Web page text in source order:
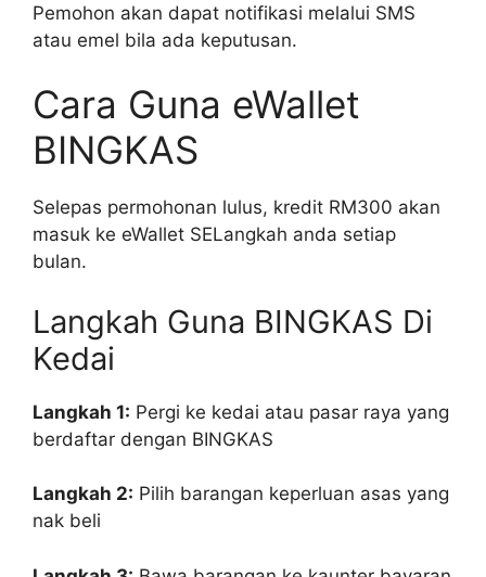
Pemohon akan dapat notifikasi melalui SMS
atau emel bila ada keputusan.
Cara Guna eWallet
BINGKAS
Selepas permohonan lulus, kredit RM300 akan
masuk ke eWallet SELangkah anda setiap
bulan.
Langkah Guna BINGKAS Di
Kedai
Langkah 1: Pergi ke kedai atau pasar raya yang
berdaftar dengan BINGKAS
Langkah 2: Pilih barangan keperluan asas yang
nak beli